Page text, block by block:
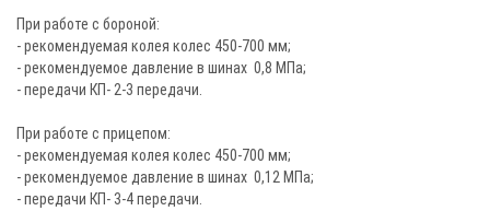
При работе с бороной:
- рекомендуемая колея колес 450-700 мм;
- рекомендуемое давление в шинах 0,8 МПа;
- передачи КП- 2-3 передачи.
При работе с прицепом:
- рекомендуемая колея колес 450-700 мм;
- рекомендуемое давление в шинах 0,12 МПа;
- передачи КП- 3-4 передачи.